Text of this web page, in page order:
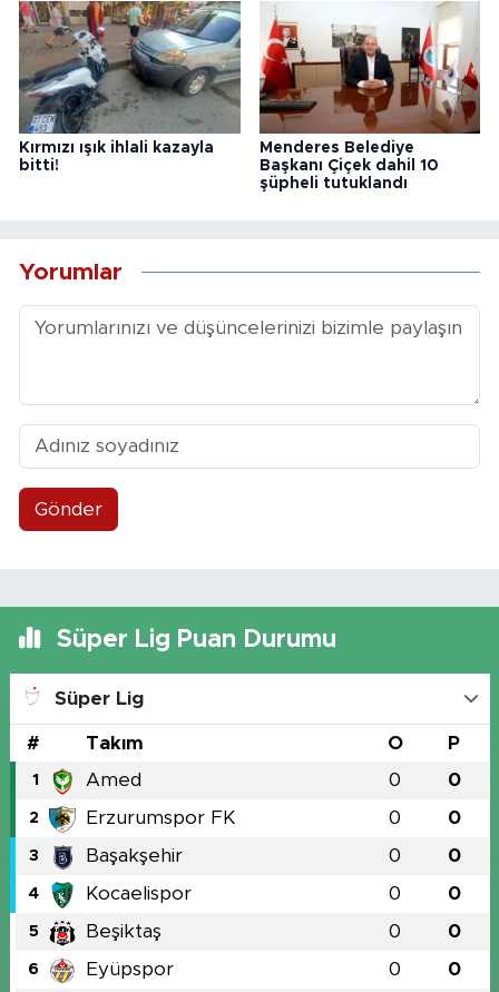
Kırmızı ışık ihlali kazayla
bitti!
Menderes Belediye
Başkanı Çiçek dahil 10
şüpheli tutuklandı
Yorumlar
Gönder
Süper Lig Puan Durumu
Süper Lig
# Takım O P
1 Amed 0 0
2 Erzurumspor FK 0 0
3 Başakşehir 0 0
4 Kocaelispor 0 0
5 Beşiktaş 0 0
6 Eyüpspor 0 0